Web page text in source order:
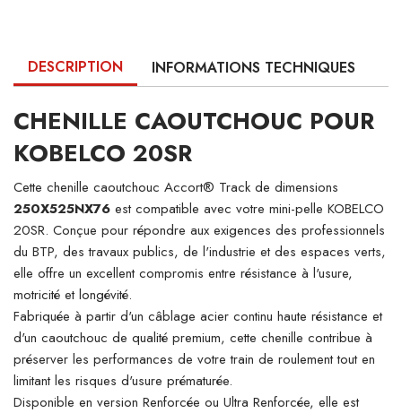
DESCRIPTION INFORMATIONS TECHNIQUES
CHENILLE CAOUTCHOUC POUR
KOBELCO 20SR
Cette chenille caoutchouc Accort® Track de dimensions
250X525NX76 est compatible avec votre mini-pelle KOBELCO
20SR. Conçue pour répondre aux exigences des professionnels
du BTP, des travaux publics, de l'industrie et des espaces verts,
elle offre un excellent compromis entre résistance à l'usure,
motricité et longévité.
Fabriquée à partir d'un câblage acier continu haute résistance et
d'un caoutchouc de qualité premium, cette chenille contribue à
préserver les performances de votre train de roulement tout en
limitant les risques d'usure prématurée.
Disponible en version Renforcée ou Ultra Renforcée, elle est